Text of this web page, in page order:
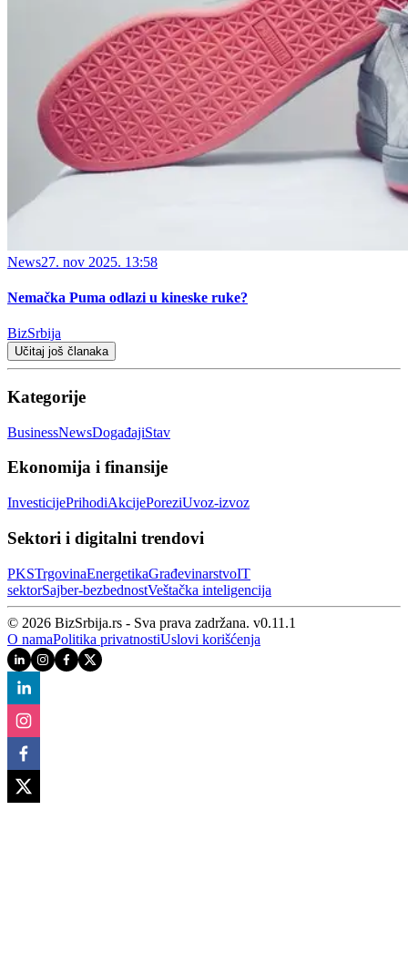
News27. nov 2025. 13:58
Nemačka Puma odlazi u kineske ruke?
BizSrbija
Učitaj još članaka
Kategorije
BusinessNewsDogađajiStav
Ekonomija i finansije
InvesticijePrihodiAkcijePoreziUvoz-izvoz
Sektori i digitalni trendovi
PKSTrgovinaEnergetikaGrađevinarstvoIT
sektorSajber‑bezbednostVeštačka inteligencija
© 2026 BizSrbija.rs - Sva prava zadržana. v0.11.1
O namaPolitika privatnostiUslovi korišćenja